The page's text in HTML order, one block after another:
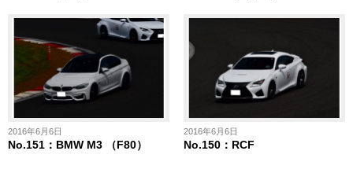
2016年6月6日
No.151：BMW M3 （F80）
2016年6月6日
No.150：RCF